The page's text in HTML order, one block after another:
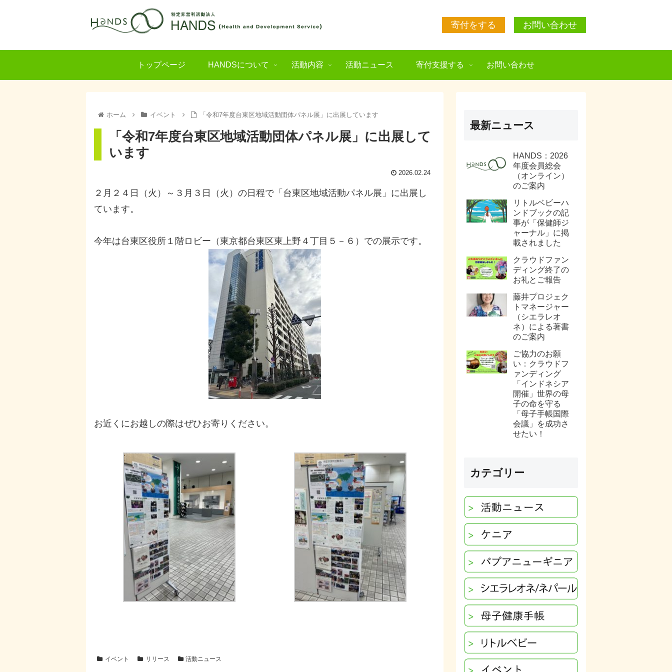
寄付をする お問い合わせ
トップページ HANDSについて 活動内容 活動ニュース 寄付支援する お問い合わせ
ホーム イベント 「令和7年度台東区地域活動団体パネル展」に出展しています
「令和7年度台東区地域活動団体パネル展」に出展して
います
2026.02.24
２月２４日（火）～３月３日（火）の日程で「台東区地域活動パネル展」に出展し
ています。
今年は台東区役所１階ロビー（東京都台東区東上野４丁目５－６）での展示です。
お近くにお越しの際はぜひお寄りください。
イベント リリース 活動ニュース
最新ニュース
HANDS：2026
年度会員総会
（オンライン）
のご案内
リトルベビーハ
ンドブックの記
事が「保健師ジ
ャーナル」に掲
載されました
クラウドファン
ディング終了の
お礼とご報告
藤井プロジェク
トマネージャー
（シエラレオ
ネ）による著書
のご案内
ご協力のお願
い：クラウドフ
ァンディング
「インドネシア
開催」世界の母
子の命を守る
「母子手帳国際
会議」を成功さ
せたい！
カテゴリー